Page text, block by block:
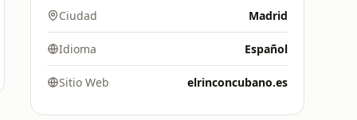
Ciudad Madrid
Idioma Español
Sitio Web elrinconcubano.es